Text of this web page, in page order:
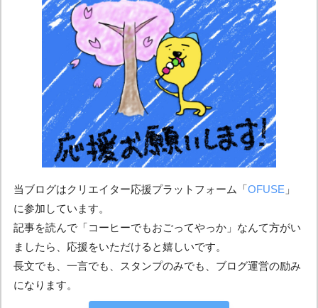
当ブログはクリエイター応援プラットフォーム「OFUSE 」
に参加しています。
記事を読んで「コーヒーでもおごってやっか」なんて方がい
ましたら、応援をいただけると嬉しいです。
長文でも、一言でも、スタンプのみでも、ブログ運営の励み
になります。